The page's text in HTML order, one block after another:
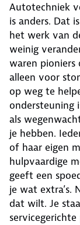
Autotechniek
is anders. Dat
het werk van
weinig
waren pioniers
alleen voor
op weg te
ondersteuning
als
je hebben.
of haar eigen
hulpvaardige
geeft een
je wat extra’s.
dat wilt. Je